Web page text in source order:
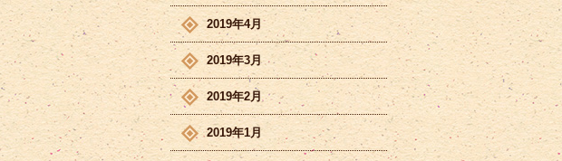
2019年4月
2019年3月
2019年2月
2019年1月